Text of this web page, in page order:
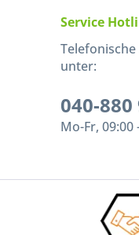
Service
unter:
040-880
Mo-Fr, 09:00